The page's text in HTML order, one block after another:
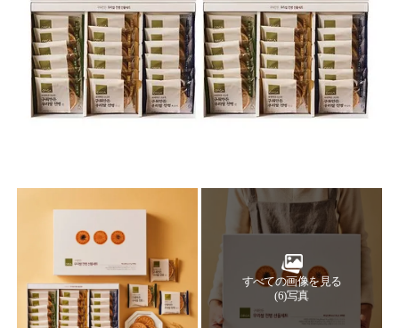
すべての画像を見る
(6)写真